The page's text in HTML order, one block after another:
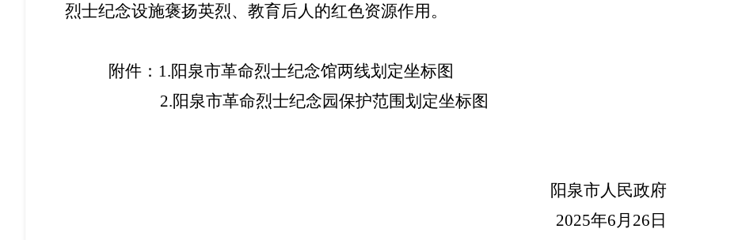
烈士纪念设施褒扬英烈、教育后人的红色资源作用 。
附件： 1.阳泉市革命烈士纪念馆两线划定坐标图
2.阳泉市革命烈士纪念园保护范围划定坐标图
阳泉市人民政府
2025年6月 26 日